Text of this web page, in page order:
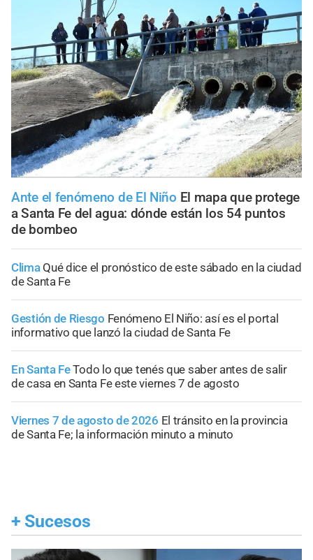
Ante el fenómeno de El Niño El mapa que protege
a Santa Fe del agua: dónde están los 54 puntos
de bombeo
Clima Qué dice el pronóstico de este sábado en la ciudad
de Santa Fe
Gestión de Riesgo Fenómeno El Niño: así es el portal
informativo que lanzó la ciudad de Santa Fe
En Santa FeTodo lo que tenés que saber antes de salir
de casa en Santa Fe este viernes 7 de agosto
Viernes 7 de agosto de 2026 El tránsito en la provincia
de Santa Fe; la información minuto a minuto
+ Sucesos